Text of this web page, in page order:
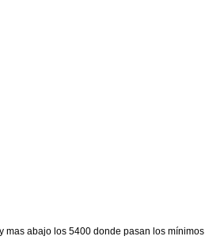
mas abajo los 5400 donde pasan los mínimos